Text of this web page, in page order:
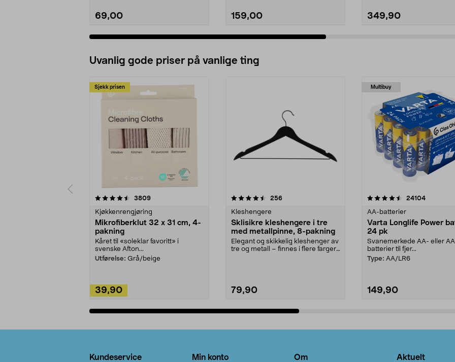
69,00 159,00 349,90
Uvanlig gode priser på vanlige ting
Sjekk prisen
3809anmeldelser
Kjøkkenrengjøring
Mikrofiberklut 32 x 31 cm, 4-
pakning
Kåret til «soleklar favoritt» i
svenske Afton...
Utførelse: Grå/beige
39,90
4.5av 5 stjerner 256anmeldelser
Kleshengere
Sklisikre kleshengere i tre
med metallpinne, 8-pakning
Elegant og skikkelig kleshenger av
tre og metall – finnes i flere farger.
79,90
Multibuy
4.5av 5 stjerner 24104
AA-batterier
Varta Longlife Power
24 pk
Svanemerkede AA- eller
batterier til fjer...
Type: AA/LR6
149,90
4.5av 5 stjerner
Kundeservice Min konto Om Aktuelt